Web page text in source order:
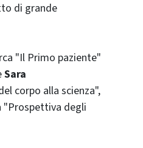
di grande
"Il Primo paziente"
Sara
corpo alla scienza",
"Prospettiva degli